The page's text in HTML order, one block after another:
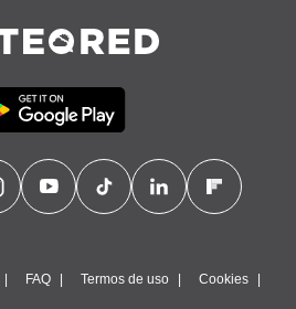
FAQ Termos de uso Cookies